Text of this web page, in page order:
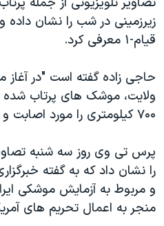
زیرزمینی در شب را نشان
قیام-۱ معرفی کرد.
حاجی زاده گفته است "در آغاز
ولایت، موشک های پرتاب شده
۷۰۰ کیلومتری را مورد اصابت و انهدام قرار دادند."
پرس تی وی روز سه شنبه
را نشان داد که به گفته
و مربوط به آزمایش موشکی
منجر به اعمال تحریم های